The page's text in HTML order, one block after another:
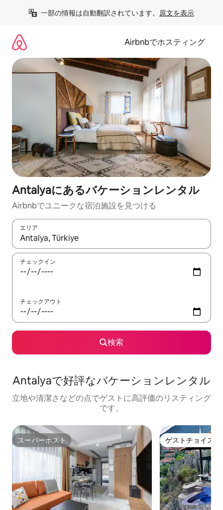
一部の情報は自動翻訳されています。 原文を表示
Airbnbでホスティング
Antalyaにあるバケーションレンタル
Airbnbでユニークな宿泊施設を見つける
エリア
検索結果が表示されたら、上下の矢印キーを使って移動するか
チェックイン
チェックアウト
検索
Antalyaで好評なバケーションレンタル
立地や清潔さなどの点でゲストに高評価のリスティング
です。
スーパーホスト
スーパーホスト ゲストチョイス
ゲストチョイス